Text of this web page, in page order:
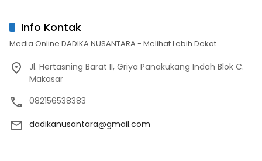
Info Kontak
Media Online DADIKA NUSANTARA - Melihat Lebih Dekat
Jl. Hertasning Barat II, Griya Panakukang Indah Blok C.
Makasar
082156538383
dadikanusantara@gmail.com